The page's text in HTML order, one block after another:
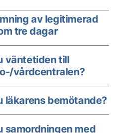
av legitimerad
tre dagar
väntetiden till
vårdcentralen?
läkarens bemötande?
samordningen med